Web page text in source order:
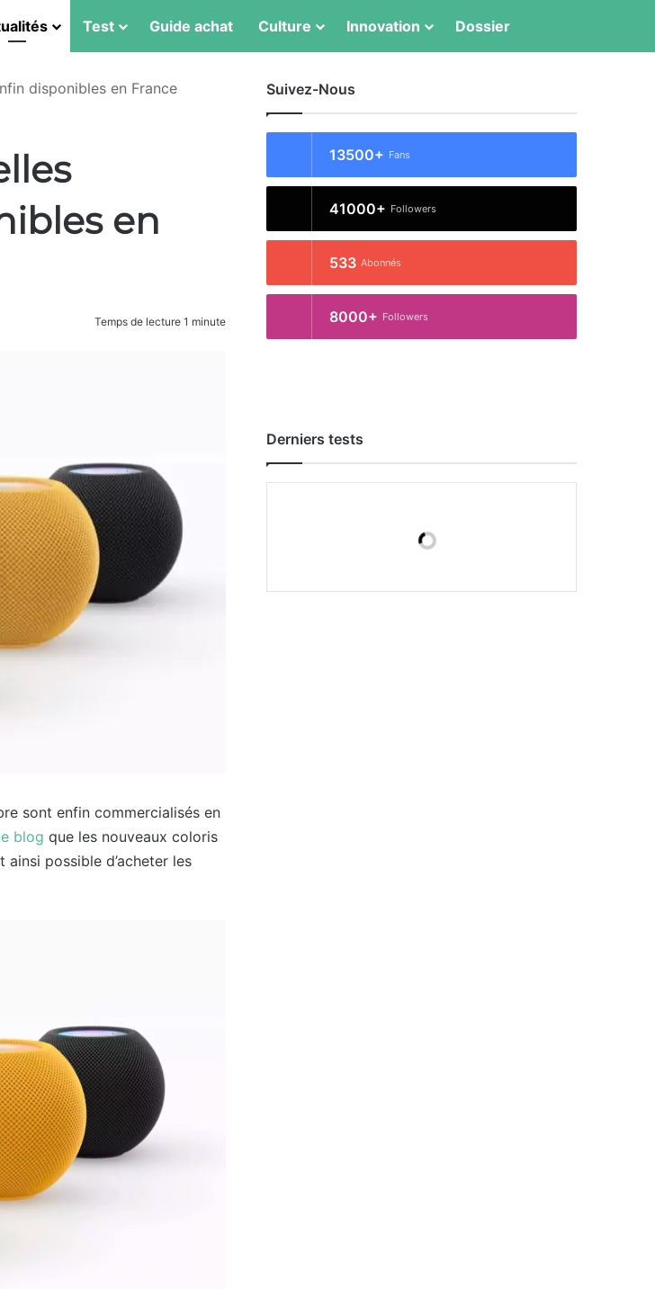
Test Guide achat Culture Innovation Dossier
disponibles en France
en
Temps de lecture 1 minute
sont enfin commercialisés en
blog que les nouveaux coloris
possible d’acheter les
Suivez-Nous
13500+ Fans
41000+ Followers
533 Abonnés
8000+ Followers
Derniers tests